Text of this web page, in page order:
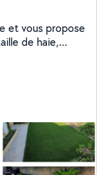
et vous propose
de haie,